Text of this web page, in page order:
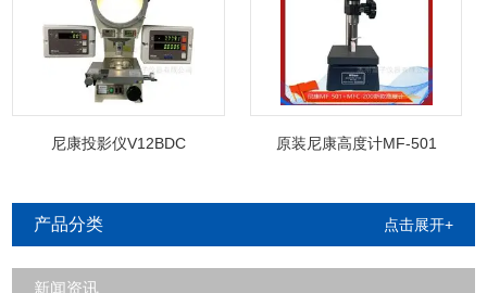
尼康投影仪V12BDC 原装尼康高度计MF-501
产品分类 点击展开+
新闻资讯